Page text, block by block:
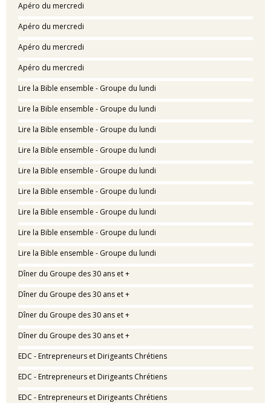
Apéro du mercredi
Apéro du mercredi
Apéro du mercredi
Apéro du mercredi
Lire la Bible ensemble - Groupe du lundi
Lire la Bible ensemble - Groupe du lundi
Lire la Bible ensemble - Groupe du lundi
Lire la Bible ensemble - Groupe du lundi
Lire la Bible ensemble - Groupe du lundi
Lire la Bible ensemble - Groupe du lundi
Lire la Bible ensemble - Groupe du lundi
Lire la Bible ensemble - Groupe du lundi
Lire la Bible ensemble - Groupe du lundi
Dîner du Groupe des 30 ans et +
Dîner du Groupe des 30 ans et +
Dîner du Groupe des 30 ans et +
Dîner du Groupe des 30 ans et +
EDC - Entrepreneurs et Dirigeants Chrétiens
EDC - Entrepreneurs et Dirigeants Chrétiens
EDC - Entrepreneurs et Dirigeants Chrétiens